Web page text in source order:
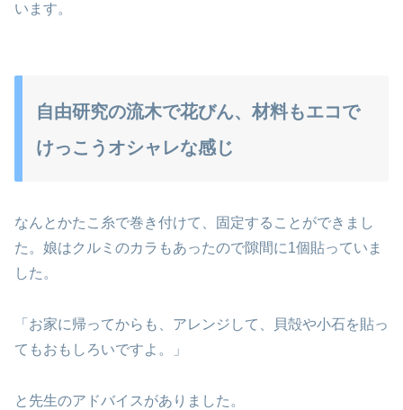
います。
自由研究の流木で花びん、材料もエコで
けっこうオシャレな感じ
なんとかたこ糸で巻き付けて、固定することができまし
た。娘はクルミのカラもあったので隙間に1個貼っていま
した。
「お家に帰ってからも、アレンジして、貝殻や小石を貼っ
てもおもしろいですよ。」
と先生のアドバイスがありました。